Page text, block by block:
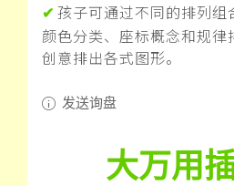
✔ 孩子可通过不同的排列组
颜色分类、座标概念和规律
创意排出各式图形。
发送询盘
大万用